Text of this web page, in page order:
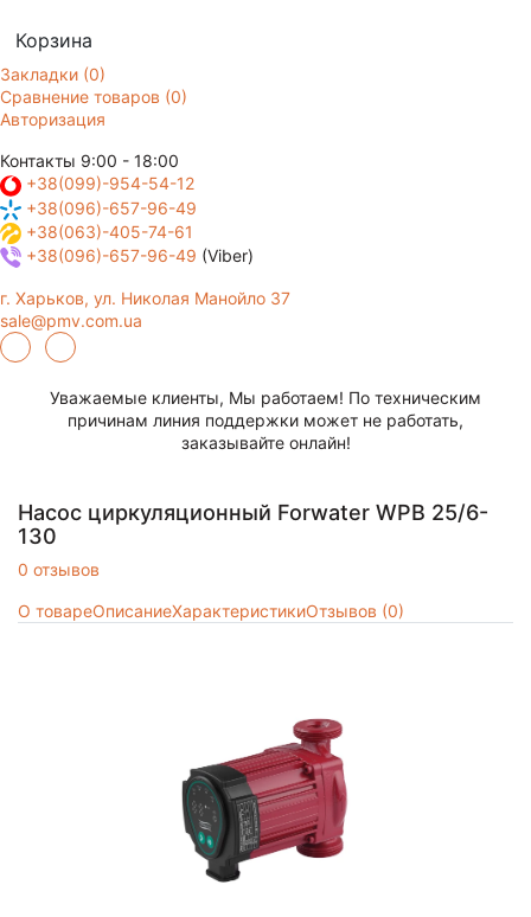
Корзина
Закладки (0)
Сравнение товаров (0)
Авторизация
Контакты 9:00 - 18:00
+38(099)-954-54-12
+38(096)-657-96-49
+38(063)-405-74-61
+38(096)-657-96-49 (Viber)
г. Харьков, ул. Николая Манойло 37
sale@pmv.com.ua
Уважаемые клиенты, Мы работаем! По техническим
причинам линия поддержки может не работать,
заказывайте онлайн!
Насос циркуляционный Forwater WPB 25/6-
130
0 отзывов
О товареОписаниеХарактеристикиОтзывов (0)